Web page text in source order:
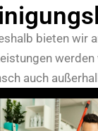
bieten
auch